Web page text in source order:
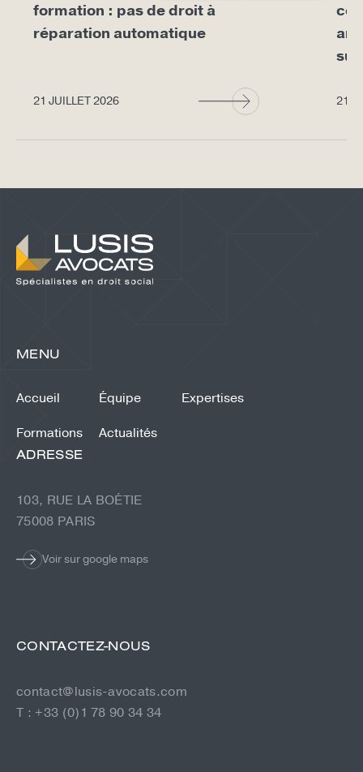
formation : pas de droit à
réparation automatique
21 JUILLET 2026 21
ADRESSE
103, RUE LA BOÉTIE
75008 PARIS
Voir sur google maps
MENU
Accueil Équipe
Expertises
Formations
Actualités
CONTACTEZ-NOUS
contact@lusis-avocats.com
T : +33 (0)1 78 90 34 34